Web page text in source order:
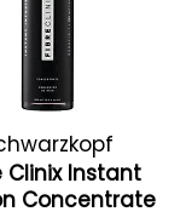
Clinix Instant
Concentrate